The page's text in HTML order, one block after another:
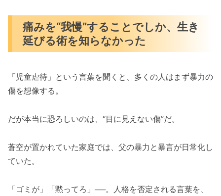
痛みを“我慢”することでしか、生き
延びる術を知らなかった
「児童虐待」という言葉を聞くと、多くの人はまず暴力の
傷を想像する。
だが本当に恐ろしいのは、“目に見えない傷”だ。
蒼空が置かれていた家庭では、父の暴力と暴言が日常化し
ていた。
「ゴミが」「黙ってろ」──。人格を否定される言葉を、